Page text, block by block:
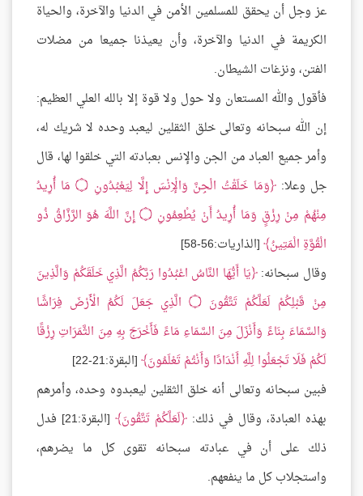
عز وجل أن يحقق للمسلمين الأمن في الدنيا والآخرة، والحياة
الكريمة في الدنيا والآخرة، وأن يعيذنا جميعا من مضلات
الفتن، ونزغات الشيطان.
فأقول والله المستعان ولا حول ولا قوة إلا بالله العلي العظيم:
إن الله سبحانه وتعالى خلق الثقلين ليعبد وحده لا شريك له،
وأمر جميع العباد من الجن والإنس بعبادته التي خلقوا لها، قال
جل وعلا:
وَمَا خَلَقْتُ الْجِنَّ وَالْإِنْسَ إِلَّا لِيَعْبُدُونِ ۝ مَا أُرِيدُ
مِنْهُمْ مِنْ رِزْقٍ وَمَا أُرِيدُ أَنْ يُطْعِمُونِ ۝ إِنَّ اللَّهَ هُوَ الرَّزَّاقُ ذُو
الْقُوَّةِ الْمَتِينُ [الذاريات:56-58]
وقال سبحانه: يَا أَيُّهَا النَّاسُ اعْبُدُوا رَبَّكُمُ الَّذِي خَلَقَكُمْ وَالَّذِينَ
مِنْ قَبْلِكُمْ لَعَلَّكُمْ تَتَّقُونَ ۝ الَّذِي جَعَلَ لَكُمُ الْأَرْضَ فِرَاشًا
وَالسَّمَاءَ بِنَاءً وَأَنْزَلَ مِنَ السَّمَاءِ مَاءً فَأَخْرَجَ بِهِ مِنَ الثَّمَرَاتِ رِزْقًا
لَكُمْ فَلَا تَجْعَلُوا لِلَّهِ أَنْدَادًا وَأَنْتُمْ تَعْلَمُونَ [البقرة:21-22]
فبين سبحانه وتعالى أنه خلق الثقلين ليعبدوه وحده، وأمرهم
بهذه العبادة، وقال في ذلك: لَعَلَّكُمْ تَتَّقُونَ
[البقرة:21] فدل
ذلك على أن في عبادته سبحانه تقوى كل ما يضرهم،
واستجلاب كل ما ينفعهم.